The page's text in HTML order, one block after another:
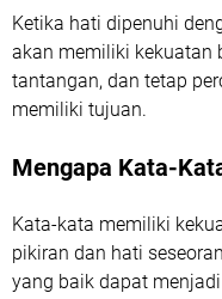
Ketika hati dipenuhi
akan memiliki kekuatan
tantangan, dan tetap
memiliki tujuan.
Mengapa Kata-
Kata-kata memiliki
pikiran dan hati
yang baik dapat